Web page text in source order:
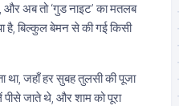
अब तो ‘गुड नाइट’ का मतलब
बिल्कुल बेमन से की गई किसी
जहाँ हर सुबह तुलसी की पूजा
पीसे जाते थे, और शाम को पूरा